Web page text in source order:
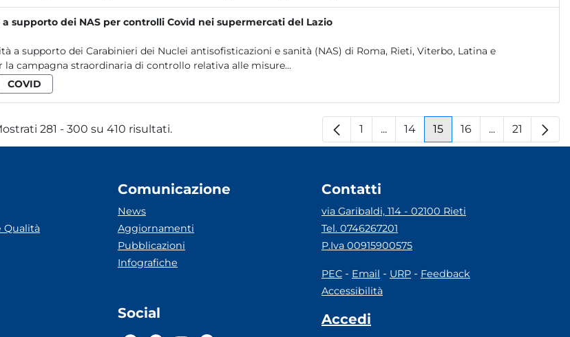
a supporto dei NAS per controlli Covid nei supermercati del Lazio
a supporto dei Carabinieri dei Nuclei antisofisticazioni e sanità (NAS) di Roma, Rieti, Viterbo, Latina e
la campagna straordinaria di controllo relativa alle misure...
COVID
281 - 300 su 410 risultati. Pagina
1 ...Pagine intermedie
Pagina
14 Pagina
15 Pagina
16 ...PaginePagina
21
Qualità
Comunicazione
News
Aggiornamenti
Pubblicazioni
Infografiche
Social
Contatti
via Garibaldi, 114 - 02100 Rieti
Tel. 0746267201
P.Iva 00915900575
PEC - Email - URP - Feedback
Accessibilità
Accedi